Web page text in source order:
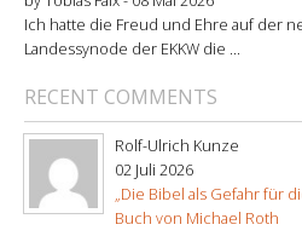
Ich hatte die Freud und Ehre auf der
Landessynode der EKKW die ...
RECENT COMMENTS
Rolf-Ulrich Kunze
02 Juli 2026
„Die Bibel als Gefahr für
Buch von Michael Roth